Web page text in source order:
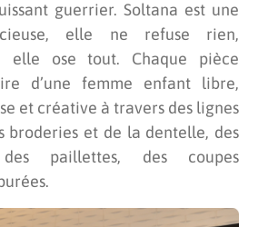
guerrier. Soltana est une
elle ne refuse rien,
elle ose tout. Chaque pièce
d’une femme enfant libre,
et créative à travers des lignes
broderies et de la dentelle, des
paillettes, des coupes